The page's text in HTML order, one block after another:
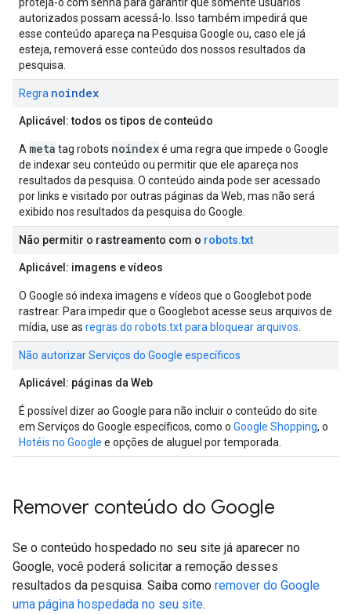
autorizados possam acessá-lo. Isso também impedirá que
esse conteúdo apareça na Pesquisa Google ou, caso ele já
esteja, removerá esse conteúdo dos nossos resultados da
pesquisa.
Regra noindex
Aplicável: todos os tipos de conteúdo
A meta tag robots noindexé uma regra que impede o Google
de indexar seu conteúdo ou permitir que ele apareça nos
resultados da pesquisa. O conteúdo ainda pode ser acessado
por links e visitado por outras páginas da Web, mas não será
exibido nos resultados da pesquisa do Google.
Não permitir o rastreamento com o robots.txt
Aplicável: imagens e vídeos
O Google só indexa imagens e vídeos que o Googlebot pode
rastrear. Para impedir que o Googlebot acesse seus arquivos de
mídia, use as regras do robots.txt para bloquear arquivos
Não autorizar Serviços do Google específicos
Aplicável: páginas da Web
É possível dizer ao Google para não incluir o conteúdo do site
em Serviços do Google específicos, como o Google Shopping, o
Hotéis no Google e opções de aluguel por temporada.
Remover conteúdo do Google
Se o conteúdo hospedado no seu site já aparecer no
Google, você poderá solicitar a remoção desses
resultados da pesquisa. Saiba como remover do Google
uma página hospedada no seu site.